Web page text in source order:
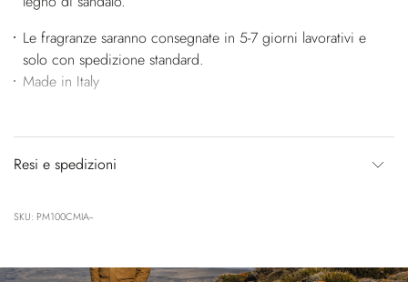
Le fragranze saranno consegnate in 5-7 giorni lavorativi e
solo con spedizione standard.
Made in Italy
Resi e spedizioni
SKU: PM100CMIA--